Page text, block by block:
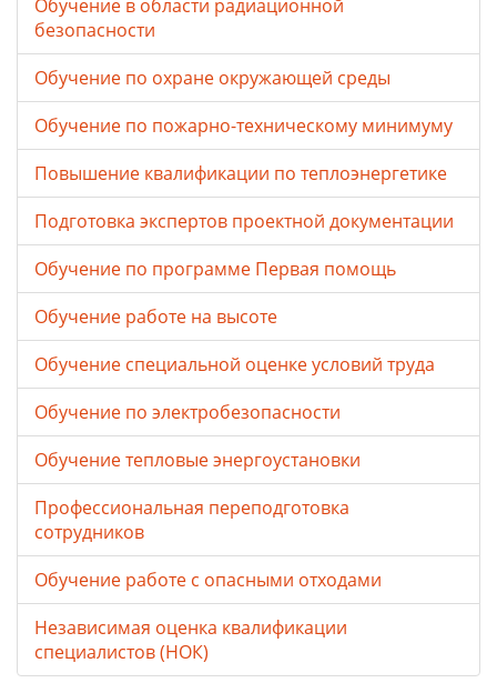
Обучение в области радиационной
безопасности
Обучение по охране окружающей среды
Обучение по пожарно-техническому минимуму
Повышение квалификации по теплоэнергетике
Подготовка экспертов проектной документации
Обучение по программе Первая помощь
Обучение работе на высоте
Обучение специальной оценке условий труда
Обучение по электробезопасности
Обучение тепловые энергоустановки
Профессиональная переподготовка
сотрудников
Обучение работе с опасными отходами
Независимая оценка квалификации
специалистов (НОК)